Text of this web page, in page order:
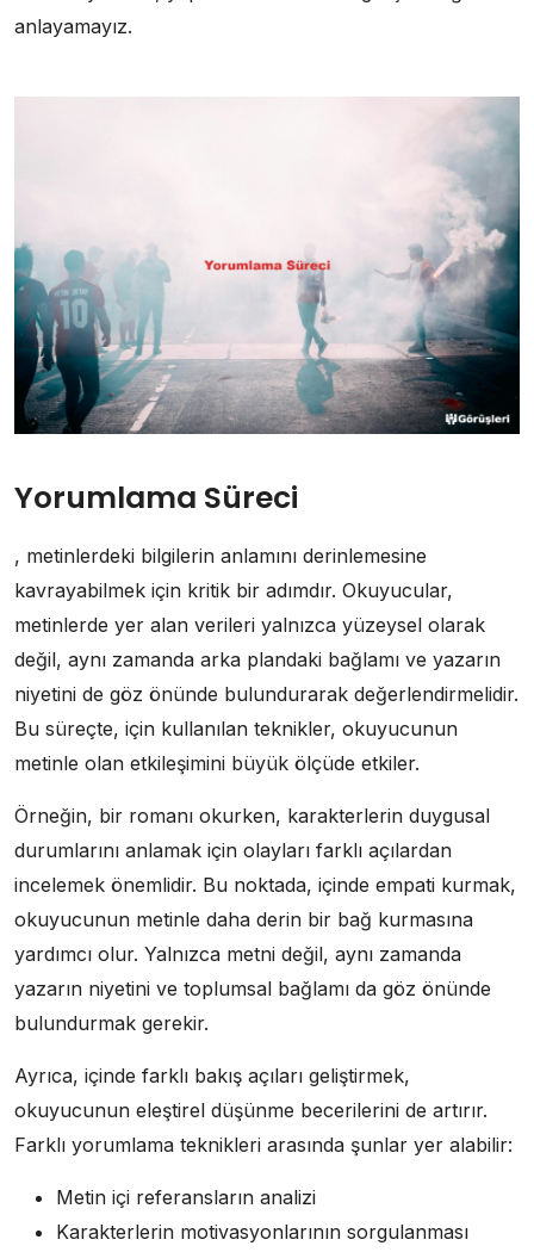
anlayamayız.
Yorumlama Süreci
, metinlerdeki bilgilerin anlamını derinlemesine
kavrayabilmek için kritik bir adımdır. Okuyucular,
metinlerde yer alan verileri yalnızca yüzeysel olarak
değil, aynı zamanda arka plandaki bağlamı ve yazarın
niyetini de göz önünde bulundurarak değerlendirmelidir.
Bu süreçte, için kullanılan teknikler, okuyucunun
metinle olan etkileşimini büyük ölçüde etkiler.
Örneğin, bir romanı okurken, karakterlerin duygusal
durumlarını anlamak için olayları farklı açılardan
incelemek önemlidir. Bu noktada, içinde empati kurmak,
okuyucunun metinle daha derin bir bağ kurmasına
yardımcı olur. Yalnızca metni değil, aynı zamanda
yazarın niyetini ve toplumsal bağlamı da göz önünde
bulundurmak gerekir.
Ayrıca, içinde farklı bakış açıları geliştirmek,
okuyucunun eleştirel düşünme becerilerini de artırır.
Farklı yorumlama teknikleri arasında şunlar yer alabilir:
Metin içi referansların analizi
Karakterlerin motivasyonlarının sorgulanması